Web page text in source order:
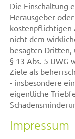
Die Einschaltung
Herausgeber
kostenpflichtigen
nicht dem
besagten Dritten,
§ 13 Abs. 5 UWG
Ziele als
- insbesondere
eigentliche
Impressum